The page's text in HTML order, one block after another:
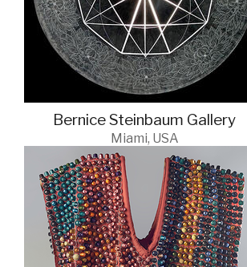
Bernice Steinbaum Gallery
Miami, USA